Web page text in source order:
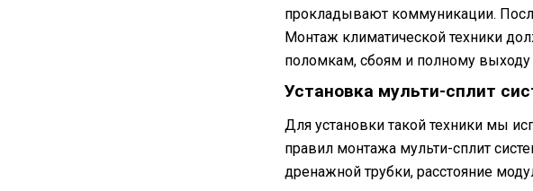
прокладывают коммуникации.
Монтаж климатической техники
поломкам, сбоям и полному выходу
Установка мульти-сплит
Для установки такой техники мы
правил монтажа мульти-сплит
дренажной трубки, расстояние